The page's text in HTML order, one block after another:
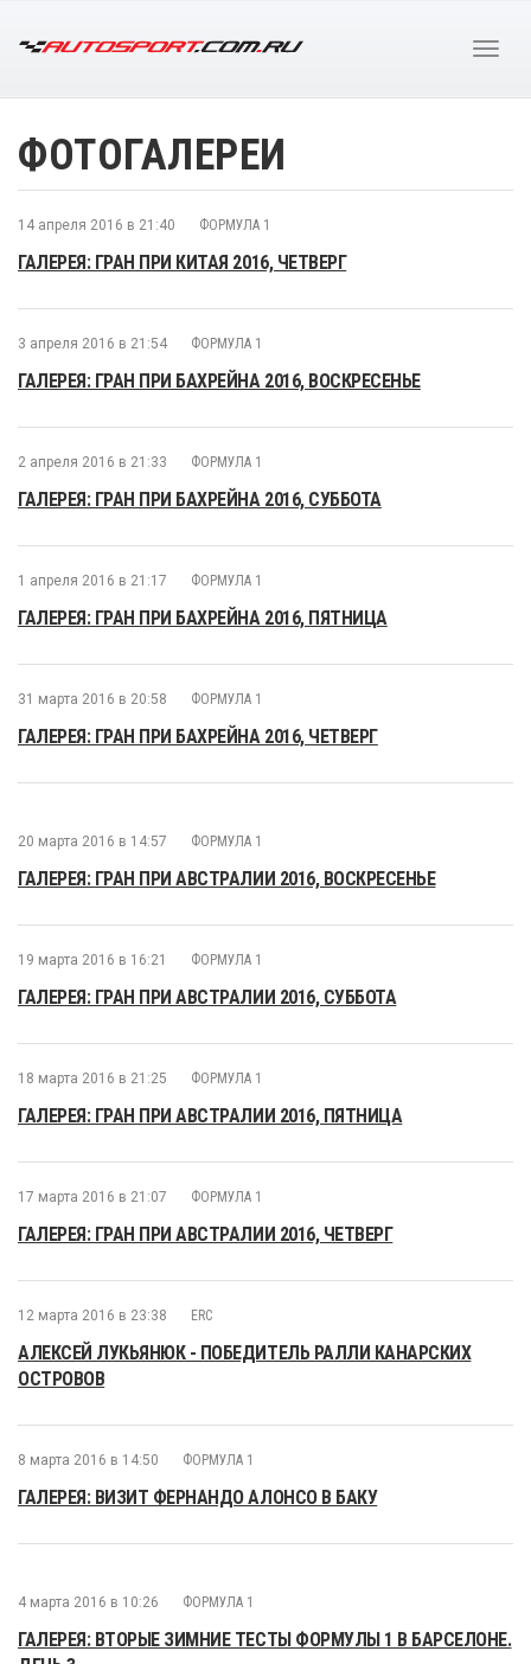
ФОТОГАЛЕРЕИ
14 апреля 2016 в 21:40 ФОРМУЛА 1
ГАЛЕРЕЯ: ГРАН ПРИ КИТАЯ 2016, ЧЕТВЕРГ
3 апреля 2016 в 21:54 ФОРМУЛА 1
ГАЛЕРЕЯ: ГРАН ПРИ БАХРЕЙНА 2016, ВОСКРЕСЕНЬЕ
2 апреля 2016 в 21:33 ФОРМУЛА 1
ГАЛЕРЕЯ: ГРАН ПРИ БАХРЕЙНА 2016, СУББОТА
1 апреля 2016 в 21:17 ФОРМУЛА 1
ГАЛЕРЕЯ: ГРАН ПРИ БАХРЕЙНА 2016, ПЯТНИЦА
31 марта 2016 в 20:58 ФОРМУЛА 1
ГАЛЕРЕЯ: ГРАН ПРИ БАХРЕЙНА 2016, ЧЕТВЕРГ
20 марта 2016 в 14:57 ФОРМУЛА 1
ГАЛЕРЕЯ: ГРАН ПРИ АВСТРАЛИИ 2016, ВОСКРЕСЕНЬЕ
19 марта 2016 в 16:21 ФОРМУЛА 1
ГАЛЕРЕЯ: ГРАН ПРИ АВСТРАЛИИ 2016, СУББОТА
18 марта 2016 в 21:25 ФОРМУЛА 1
ГАЛЕРЕЯ: ГРАН ПРИ АВСТРАЛИИ 2016, ПЯТНИЦА
17 марта 2016 в 21:07 ФОРМУЛА 1
ГАЛЕРЕЯ: ГРАН ПРИ АВСТРАЛИИ 2016, ЧЕТВЕРГ
12 марта 2016 в 23:38 ERC
АЛЕКСЕЙ ЛУКЬЯНЮК - ПОБЕДИТЕЛЬ РАЛЛИ КАНАРСКИХ
ОСТРОВОВ
8 марта 2016 в 14:50 ФОРМУЛА 1
ГАЛЕРЕЯ: ВИЗИТ ФЕРНАНДО АЛОНСО В БАКУ
4 марта 2016 в 10:26 ФОРМУЛА 1
ГАЛЕРЕЯ: ВТОРЫЕ ЗИМНИЕ ТЕСТЫ ФОРМУЛЫ 1 В БАРСЕЛОНЕ.